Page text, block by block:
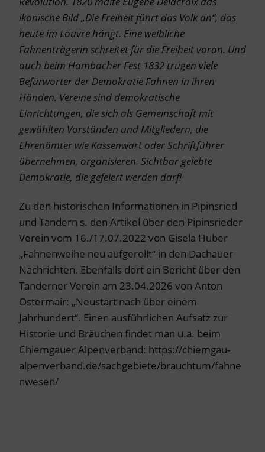
ikonische Bild „Die Freiheit führt das Volk an“, das
heute im Louvre hängt. Eine weibliche
Fahnenträgerin schreitet für die Freiheit voran. Und
auch beim Hambacher Fest 1832 trugen viele
Befürworter der Demokratie Fahnen in ihren
Händen. Vereine sind demokratische
Einrichtungen, die sich als Gemeinschaft mit
gewählten Vorständen und Mitgliedern, die
Ehrenämter wie Kassenwart oder Schriftführer
übernehmen, organisieren. Sichtbar gelebte
Demokratie, die gefeiert werden darf!
Zu den historischen Informationen in Pipinsried
und Tandern s. den Artikel über den Pipinsrieder
Verein vom 16./17.07.2022 von Gisela Huber
„Fahnenweihe neu aufgerollt“ in den Dachauer
Nachrichten. Ebenfalls dort ein Bericht über den
Tanderner Verein am 23.04.2026 von Anton
Ostermair: „Neustart nach über einem
Jahrhundert“. Einen ausführlichen Aufsatz zur
Historie und Bräuchen findet man u.a. beim
Chiemgauer Alpenverband: https://chiemgau-
alpenverband.de/sachgebiete/brauchtum/fahne
nwesen/